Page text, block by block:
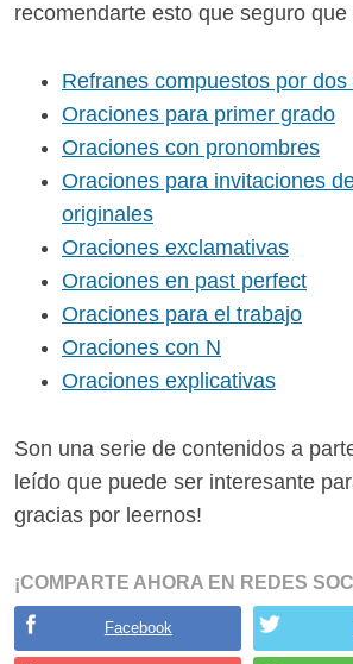
recomendarte esto que seguro que
Refranes compuestos por
Oraciones para primer grado
Oraciones con pronombres
Oraciones para invitaciones
originales
Oraciones exclamativas
Oraciones en past perfect
Oraciones para el trabajo
Oraciones con N
Oraciones explicativas
Son una serie de contenidos a
leído que puede ser interesante
gracias por leernos!
¡COMPARTE AHORA EN REDES
Facebook